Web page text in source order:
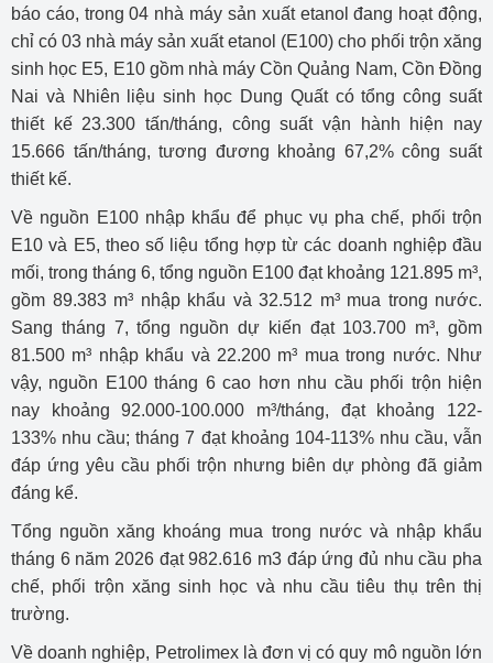
báo cáo, trong 04 nhà máy sản xuất etanol đang hoạt động,
chỉ có 03 nhà máy sản xuất etanol (E100) cho phối trộn xăng
sinh học E5, E10 gồm nhà máy Cồn Quảng Nam, Cồn Đồng
Nai và Nhiên liệu sinh học Dung Quất có tổng công suất
thiết kế 23.300 tấn/tháng, công suất vận hành hiện nay
15.666 tấn/tháng, tương đương khoảng 67,2% công suất
thiết kế.
Về nguồn E100 nhập khẩu để phục vụ pha chế, phối trộn
E10 và E5, theo số liệu tổng hợp từ các doanh nghiệp đầu
mối, trong tháng 6, tổng nguồn E100 đạt khoảng 121.895 m³,
gồm 89.383 m³ nhập khẩu và 32.512 m³ mua trong nước.
Sang tháng 7, tổng nguồn dự kiến đạt 103.700 m³, gồm
81.500 m³ nhập khẩu và 22.200 m³ mua trong nước. Như
vậy, nguồn E100 tháng 6 cao hơn nhu cầu phối trộn hiện
nay khoảng 92.000-100.000 m³/tháng, đạt khoảng 122-
133% nhu cầu; tháng 7 đạt khoảng 104-113% nhu cầu, vẫn
đáp ứng yêu cầu phối trộn nhưng biên dự phòng đã giảm
đáng kể.
Tổng nguồn xăng khoáng mua trong nước và nhập khẩu
tháng 6 năm 2026 đạt 982.616 m3 đáp ứng đủ nhu cầu pha
chế, phối trộn xăng sinh học và nhu cầu tiêu thụ trên thị
trường.
Về doanh nghiệp, Petrolimex là đơn vị có quy mô nguồn lớn